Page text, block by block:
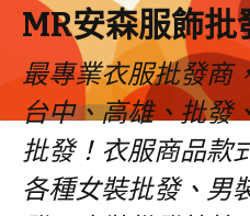
MR安森服飾批
最專業衣服批發商
台中、高雄、批發
批發！衣服商品款
各種女裝批發、男